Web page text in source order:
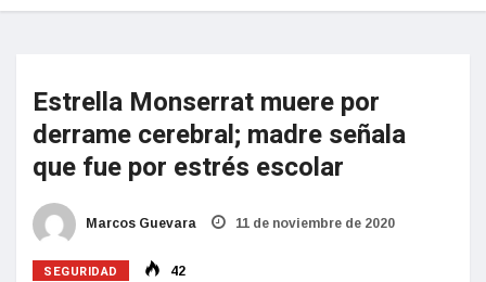
Estrella Monserrat muere por
derrame cerebral; madre señala
que fue por estrés escolar
Marcos Guevara 11 de noviembre de 2020
SEGURIDAD 42